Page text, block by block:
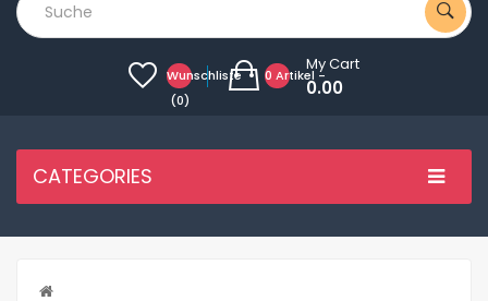
Wunschliste
(0)
0 Artikel -
My Cart
0.00
CATEGORIES